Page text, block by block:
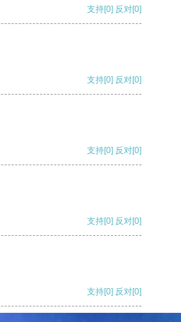
支持[0] 反对[0]
支持[0] 反对[0]
支持[0] 反对[0]
支持[0] 反对[0]
支持[0] 反对[0]